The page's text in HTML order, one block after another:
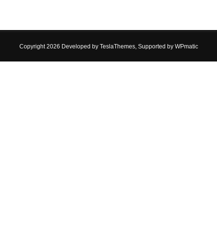
Copyright 2026 Developed by TeslaThemes, Supported by WPmatic